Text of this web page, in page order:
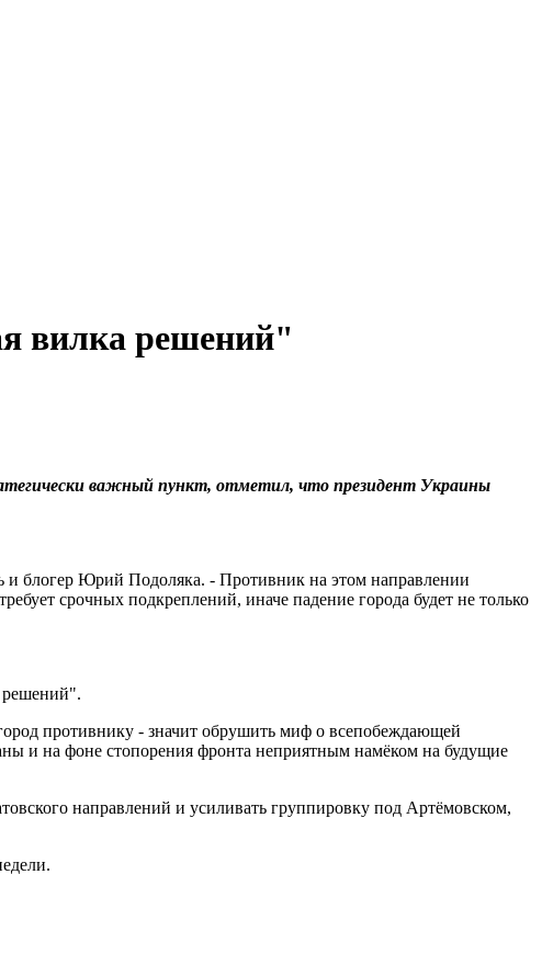
вилка решений"
важный пункт, отметил, что президент Украины
и блогер Юрий Подоляка. - Противник на этом направлении
срочных подкреплений, иначе падение города будет не только
решений".
противнику - значит обрушить миф о всепобеждающей
и на фоне стопорения фронта неприятным намёком на будущие
направлений и усиливать группировку под Артёмовском,